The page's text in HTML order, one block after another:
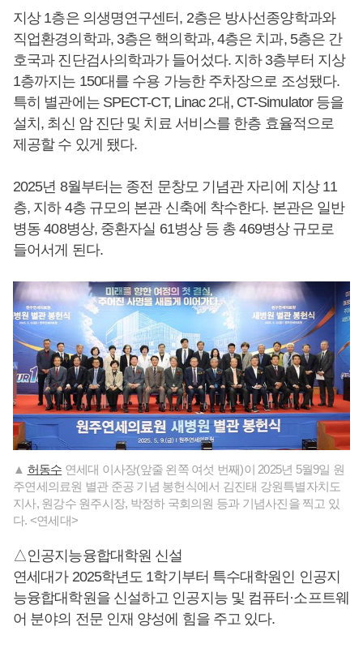
지상 1층은 의생명연구센터, 2층은 방사선종양학과와
직업환경의학과, 3층은 핵의학과, 4층은 치과, 5층은 간
호국과 진단검사의학과가 들어섰다. 지하 3층부터 지상
1층까지는 150대를 수용 가능한 주차장으로 조성됐다.
특히 별관에는 SPECT-CT, Linac 2대, CT-Simulator 등을
설치, 최신 암 진단 및 치료 서비스를 한층 효율적으로
제공할 수 있게 됐다.
2025년 8월부터는 종전 문창모 기념관 자리에 지상 11
층, 지하 4층 규모의 본관 신축에 착수한다. 본관은 일반
병동 408병상, 중환자실 61병상 등 총 469병상 규모로
들어서게 된다.
▲ 허동수 연세대 이사장(앞줄 왼쪽 여섯 번째)이 2025년 5월9일 원
주연세의료원 별관 준공 기념 봉헌식에서 김진태 강원특별자치도
지사, 원강수 원주시장, 박정하 국회의원 등과 기념사진을 찍고 있
다. <연세대>
△인공지능융합대학원 신설
연세대가 2025학년도 1학기부터 특수대학원인 인공지
능융합대학원을 신설하고 인공지능 및 컴퓨터·소프트웨
어 분야의 전문 인재 양성에 힘을 주고 있다.